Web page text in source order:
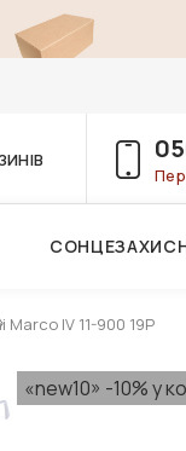
Marco IV 11-900 19P
«new10» -10% у